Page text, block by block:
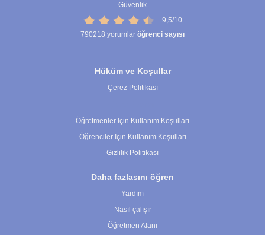
Güvenlik
9,5/10
790218 yorumlar öğrenci sayısı
Hüküm ve Koşullar
Çerez Politikası
Öğretmenler İçin Kullanım Koşulları
Öğrenciler İçin Kullanım Koşulları
Gizlilik Politikası
Daha fazlasını öğren
Yardım
Nasıl çalışır
Öğretmen Alanı